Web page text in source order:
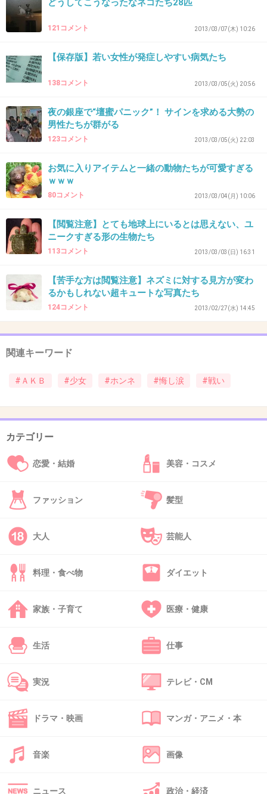
もうＡＫＢの人気はピークを過ぎてきてると思
うから、
うな気がするね･･･。
努力するのはいいことだけどさ。
+12 -0
36. 匿名2013/01/27(日) 12:05:11
そりゃそうだろうよ
大人がそういうの煽ってる部分もある
+4 -0
もし自分の子供がakbに入りたいみたいなこと
+12
38. 匿名2013/01/27(日) 13:00:14
モーニング娘。はアイドルっていうよりモー
娘。本体が大好きで憧れてオーディション受け
る子がほとんどだよね。久住みたいな糞もいる
けど。AKBに憧れる理由は正直わからない。脱
ぎたいの？？
39. 匿名 2013/01/27(日) 13:10:06
40. 匿名
AKB目指してる暇があるなら、もっと別のもの目指せば良
いのに。
どうしてこうなったなネコたち28匹
121コメント 2013/03/07(木) 10:26
【保存版】若い女性が発症しやすい病気たち
138コメント 2013/03/05(火) 20:56
夜の銀座で“壇蜜パニック”！ サインを求める大勢の
男性たちが群がる
123コメント 2013/03/05(火) 22:03
お気に入りアイテムと一緒の動物たちが可愛すぎる
ｗｗｗ
80コメント 2013/03/04(月) 10:06
【閲覧注意】とても地球上にいるとは思えない、ユ
ニークすぎる形の生物たち
113コメント 2013/03/03(日) 16:31
【苦手な方は閲覧注意】ネズミに対する見方が変わ
るかもしれない超キュートな写真たち
124コメント 2013/02/27(水) 14:45
関連キーワード
#ＡＫＢ #少女 #ホンネ #悔し涙 #戦い
カテゴリー
恋愛・結婚 美容・コスメ
ファッション 髪型
大人 芸能人
料理・食べ物 ダイエット
家族・子育て 医療・健康
生活 仕事
実況 テレビ・CM
ドラマ・映画 マンガ・アニメ・本
音楽 画像
ニュース 政治・経済